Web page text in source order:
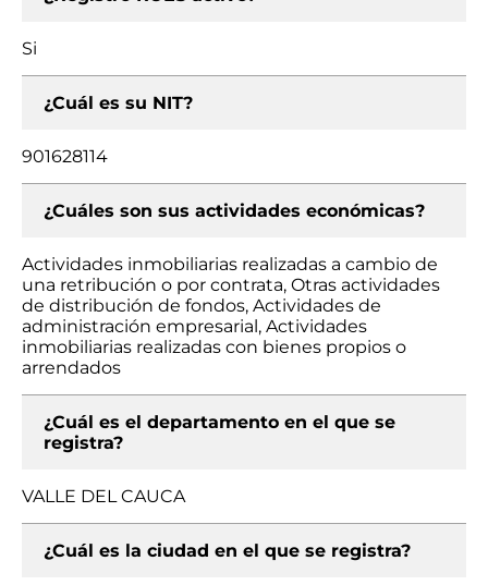
Si
¿Cuál es su NIT?
901628114
¿Cuáles son sus actividades económicas?
Actividades inmobiliarias realizadas a cambio de
una retribución o por contrata, Otras actividades
de distribución de fondos, Actividades de
administración empresarial, Actividades
inmobiliarias realizadas con bienes propios o
arrendados
¿Cuál es el departamento en el que se
registra?
VALLE DEL CAUCA
¿Cuál es la ciudad en el que se registra?